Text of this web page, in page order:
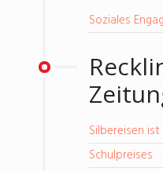
Soziales
Silbereisen
Schulpreises